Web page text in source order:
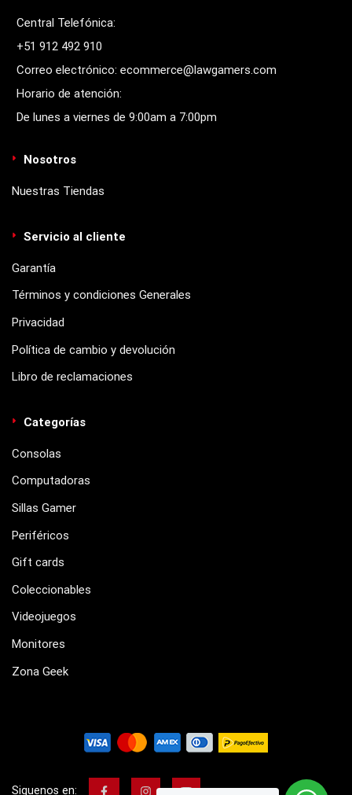
Central Telefónica:
+51 912 492 910
Correo electrónico: ecommerce@lawgamers.com
Horario de atención:
De lunes a viernes de 9:00am a 7:00pm
Nosotros
Nuestras Tiendas
Servicio al cliente
Garantía
Términos y condiciones Generales
Privacidad
Política de cambio y devolución
Libro de reclamaciones
Categorías
Consolas
Computadoras
Sillas Gamer
Periféricos
Gift cards
Coleccionables
Videojuegos
Monitores
Zona Geek
Siguenos en: